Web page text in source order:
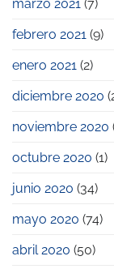
marzo 2021 (7)
febrero 2021 (9)
enero 2021 (2)
diciembre 2020
noviembre 2020
octubre 2020 (1)
junio 2020 (34)
mayo 2020 (74)
abril 2020 (50)